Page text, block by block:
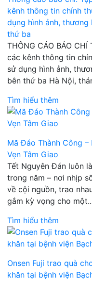
kênh thông tin chính
dụng hình ảnh,
thứ ba
THÔNG CÁO BÁO
các kênh thông tin
sử dụng hình ảnh,
bên thứ ba Hà Nội,
Tìm hiểu thêm
Mã Đáo Thành Công –
Vẹn Tâm Giao
Tết Nguyên Đán luôn
trong năm – nơi nhịp
về cội nguồn, trao
gắm kỳ vọng cho
Tìm hiểu thêm
Onsen Fuji trao quà
khăn tại bệnh viện